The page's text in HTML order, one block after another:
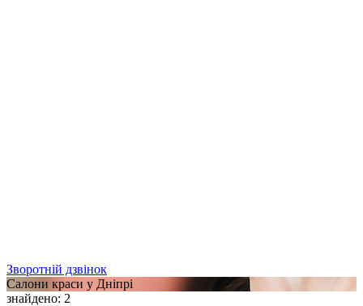
Зворотній дзвінок
Салони краси у Дніпрі
знайдено: 2